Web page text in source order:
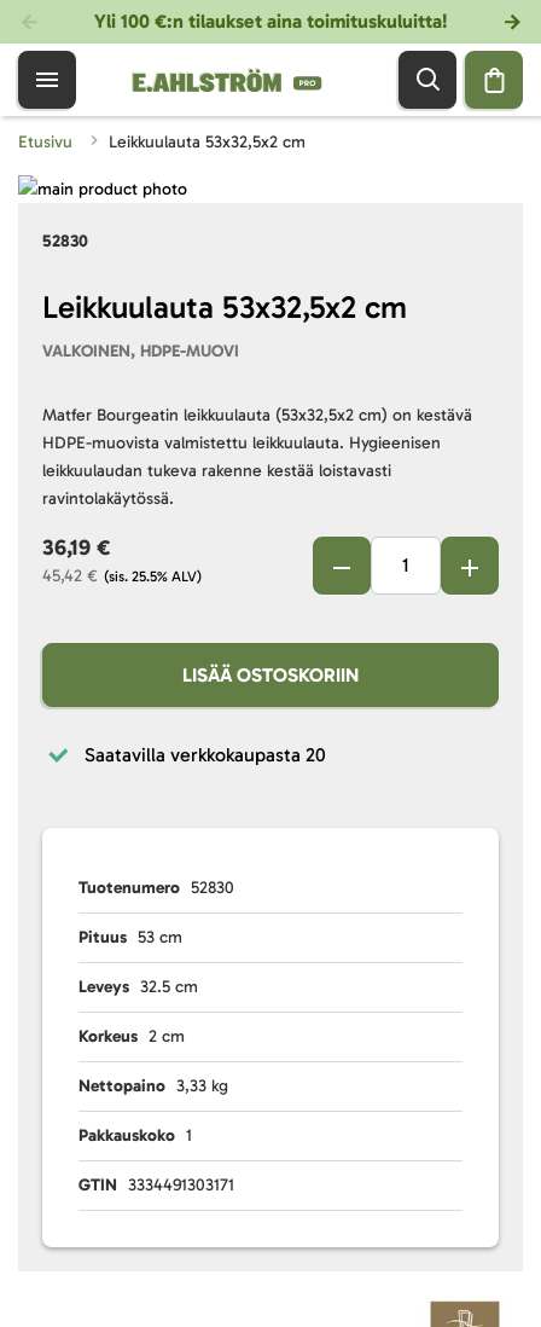
Yli 100 €:n tilaukset aina toimituskuluitta!
Etusivu Leikkuulauta 53x32,5x2 cm
52830
Leikkuulauta 53x32,5x2 cm
VALKOINEN, HDPE-MUOVI
Matfer Bourgeatin leikkuulauta (53x32,5x2 cm) on kestävä
HDPE-muovista valmistettu leikkuulauta. Hygieenisen
leikkuulaudan tukeva rakenne kestää loistavasti
ravintolakäytössä.
(sis. 25.5% ALV)
45,42 €
36,19 €
LISÄÄ OSTOSKORIIN
Saatavilla verkkokaupasta 20
Tuotenumero 52830
Pituus 53 cm
Leveys 32.5 cm
Korkeus 2 cm
Nettopaino 3,33 kg
Pakkauskoko 1
GTIN 3334491303171
Skip
images
beginning
gallery